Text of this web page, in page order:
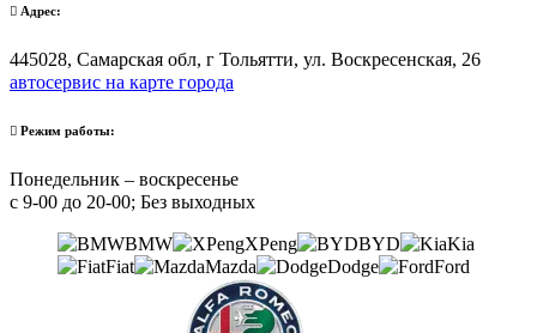
Адрес:
445028, Самарская обл, г Тольятти, ул. Воскресенская, 26
автосервис на карте города
Режим работы:
Понедельник – воскресенье
с 9-00 до 20-00; Без выходных
BMW XPeng BYD
Kia
Fiat
Mazda Dodge Ford